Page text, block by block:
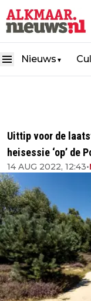
Nieuws ▼
Uittip voor de
heisessie ‘op’ de
14 AUG 2022, 12:43•